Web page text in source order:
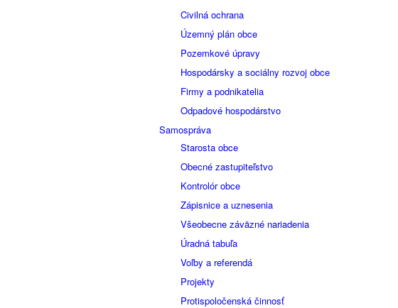
Civilná ochrana
Územný plán obce
Pozemkové úpravy
Hospodársky a sociálny rozvoj obce
Firmy a podnikatelia
Odpadové hospodárstvo
Samospráva
Starosta obce
Obecné zastupiteľstvo
Kontrolór obce
Zápisnice a uznesenia
Všeobecne záväzné nariadenia
Úradná tabuľa
Voľby a referendá
Projekty
Protispoločenská činnosť